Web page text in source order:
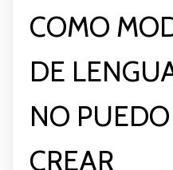
COMO
DE
NO PUEDO
CREAR